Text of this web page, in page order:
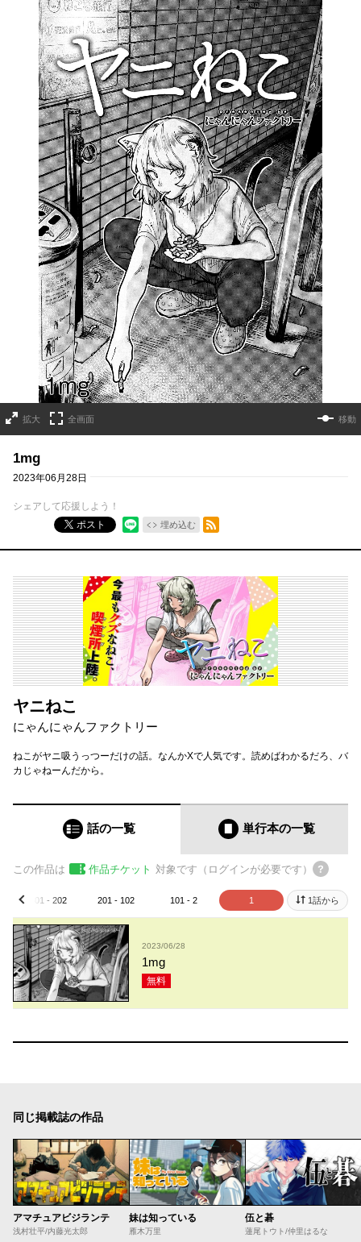
拡大 全画面 移動
1mg
2023年06月28日
シェアして応援しよう！
ポスト
埋め込む
RSSフィード
ヤニねこ
にゃんにゃんファクトリー
ねこがヤニ吸うっつーだけの話。なんかXで人気です。読めばわかるだろ、バ
カじゃねーんだから。
話の一覧 単行本の一覧
この作品は 作品チケット 対象です（ログインが必要です）
301 - 202 201 - 102 101 - 2 1
prev 1話から
2023/06/28
1mg
無料
同じ掲載誌の作品
アマチュアビジランテ
浅村壮平/内藤光太郎
妹は知っている
雁木万里
伍と碁
蓮尾トウト/仲里はるな